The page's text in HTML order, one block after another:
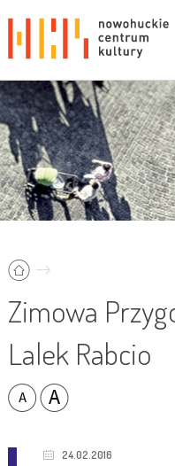
Zimowa
Lalek Rabcio
24.02.2016